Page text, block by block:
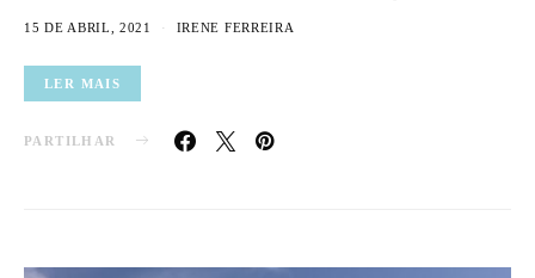
15 DE ABRIL, 2021 IRENE FERREIRA
LER MAIS
PARTILHAR